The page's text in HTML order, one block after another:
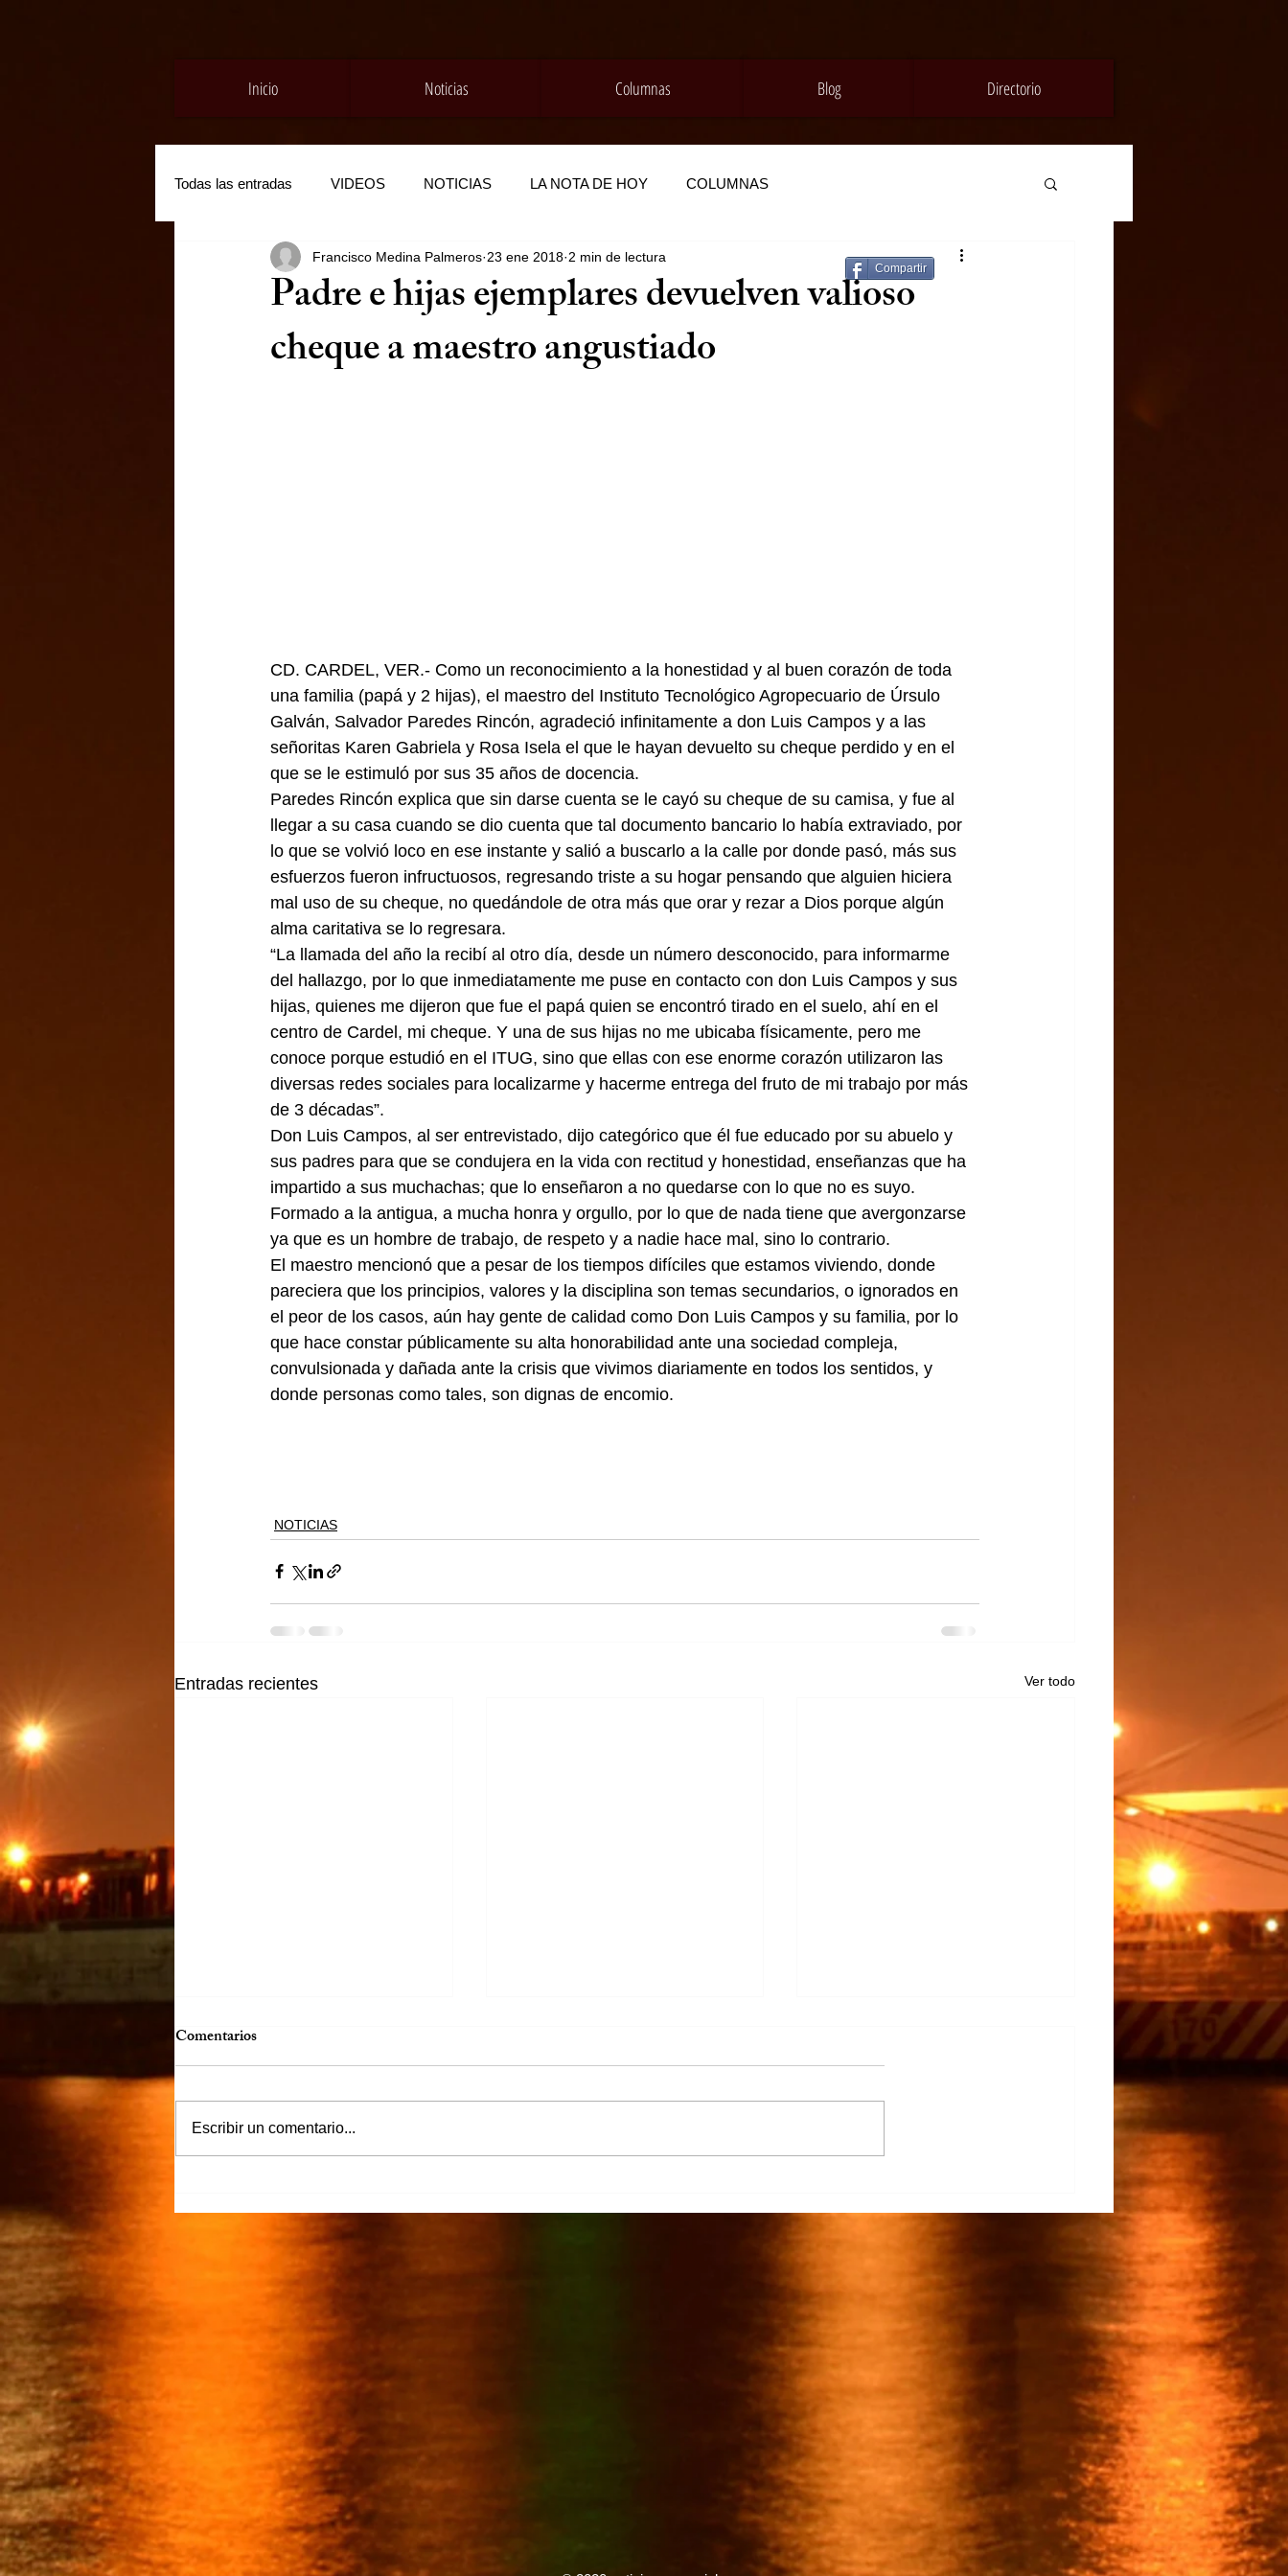
Inicio Noticias Columnas Blog Directorio
Todas las entradas VIDEOS NOTICIAS LA NOTA DE HOY COLUMNAS
Padre e hijas ejemplares devuelven valioso
cheque a maestro angustiado
Francisco Medina Palmeros 23 ene 2018 2 min de lectura
CD. CARDEL, VER.- Como un reconocimiento a la honestidad y al buen corazón de toda
una familia (papá y 2 hijas), el maestro del Instituto Tecnológico Agropecuario de Úrsulo
Galván, Salvador Paredes Rincón, agradeció infinitamente a don Luis Campos y a las
señoritas Karen Gabriela y Rosa Isela el que le hayan devuelto su cheque perdido y en el
que se le estimuló por sus 35 años de docencia.
Paredes Rincón explica que sin darse cuenta se le cayó su cheque de su camisa, y fue al
llegar a su casa cuando se dio cuenta que tal documento bancario lo había extraviado, por
lo que se volvió loco en ese instante y salió a buscarlo a la calle por donde pasó, más sus
esfuerzos fueron infructuosos, regresando triste a su hogar pensando que alguien hiciera
mal uso de su cheque, no quedándole de otra más que orar y rezar a Dios porque algún
alma caritativa se lo regresara.
“La llamada del año la recibí al otro día, desde un número desconocido, para informarme
del hallazgo, por lo que inmediatamente me puse en contacto con don Luis Campos y sus
hijas, quienes me dijeron que fue el papá quien se encontró tirado en el suelo, ahí en el
centro de Cardel, mi cheque. Y una de sus hijas no me ubicaba físicamente, pero me
conoce porque estudió en el ITUG, sino que ellas con ese enorme corazón utilizaron las
diversas redes sociales para localizarme y hacerme entrega del fruto de mi trabajo por más
de 3 décadas”.
Don Luis Campos, al ser entrevistado, dijo categórico que él fue educado por su abuelo y
sus padres para que se condujera en la vida con rectitud y honestidad, enseñanzas que ha
impartido a sus muchachas; que lo enseñaron a no quedarse con lo que no es suyo.
Formado a la antigua, a mucha honra y orgullo, por lo que de nada tiene que avergonzarse
ya que es un hombre de trabajo, de respeto y a nadie hace mal, sino lo contrario.
El maestro mencionó que a pesar de los tiempos difíciles que estamos viviendo, donde
pareciera que los principios, valores y la disciplina son temas secundarios, o ignorados en
el peor de los casos, aún hay gente de calidad como Don Luis Campos y su familia, por lo
que hace constar públicamente su alta honorabilidad ante una sociedad compleja,
convulsionada y dañada ante la crisis que vivimos diariamente en todos los sentidos, y
donde personas como tales, son dignas de encomio.
NOTICIAS
Entradas recientes Ver todo
familiares y amigos
caña afectados por el cierre del
Desarrollo del TECNM Virtual
Comentarios
Escribir un comentario...
Compartir